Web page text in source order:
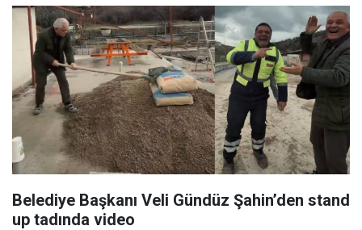
Belediye Başkanı Veli Gündüz Şahin’den stand
up tadında video